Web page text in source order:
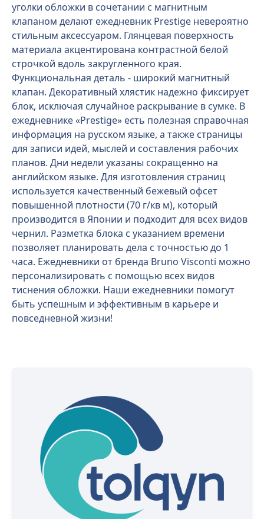
уголки обложки в сочетании с магнитным
клапаном делают ежедневник Prestige невероятно
стильным аксессуаром. Глянцевая поверхность
материала акцентирована контрастной белой
строчкой вдоль закругленного края.
Функциональная деталь - широкий магнитный
клапан. Декоративный хлястик надежно фиксирует
блок, исключая случайное раскрывание в сумке. В
ежедневнике «Prestige» есть полезная справочная
информация на русском языке, а также страницы
для записи идей, мыслей и составления рабочих
планов. Дни недели указаны сокращенно на
английском языке. Для изготовления страниц
используется качественный бежевый офсет
повышенной плотности (70 г/кв м), который
производится в Японии и подходит для всех видов
чернил. Разметка блока с указанием времени
позволяет планировать дела с точностью до 1
часа. Ежедневники от бренда Bruno Visconti можно
персонализировать с помощью всех видов
тиснения обложки. Наши ежедневники помогут
быть успешным и эффективным в карьере и
повседневной жизни!